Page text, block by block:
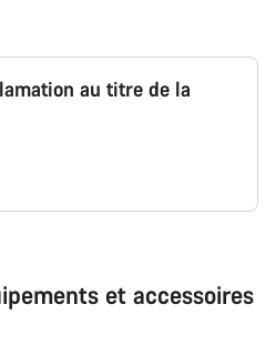
au titre de la
et accessoires